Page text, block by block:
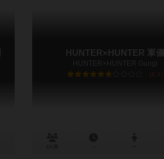
HUNTER×HUNTER 軍儀
HUNTER×HUNTER Gungi
6.3